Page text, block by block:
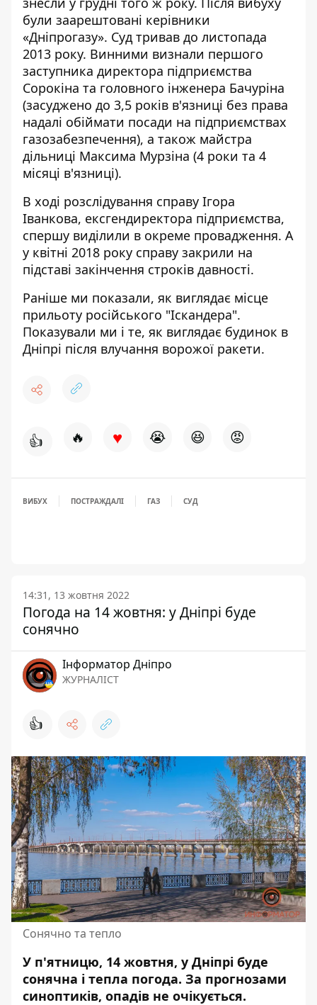
були заарештовані керівники
«Дніпрогазу». Суд тривав до листопада
2013 року. Винними визнали першого
заступника директора підприємства
Сорокіна та головного інженера Бачуріна
(засуджено до 3,5 років в'язниці без права
надалі обіймати посади на підприємствах
газозабезпечення), а також майстра
дільниці Максима Мурзіна (4 роки та 4
місяці в'язниці).
В ході розслідування справу Ігора
Іванкова, ексгендиректора підприємства,
спершу виділили в окреме провадження. А
у квітні 2018 року справу закрили на
підставі закінчення строків давності.
Раніше ми показали, як виглядає місце
прильоту російського "Іскандера".
Показували ми і те, як виглядає будинок в
Дніпрі після влучання ворожої ракети.
👍 🔥 ♥ 😭 😆 😡
ВИБУХ ПОСТРАЖДАЛІ ГАЗ СУД
14:31, 13 жовтня 2022
Погода на 14 жовтня: у Дніпрі буде
сонячно
Інформатор Дніпро
ЖУРНАЛІСТ
👍
Сонячно та тепло
У п'ятницю, 14 жовтня, у Дніпрі буде
сонячна і тепла погода. За прогнозами
синоптиків, опадів не очікується.